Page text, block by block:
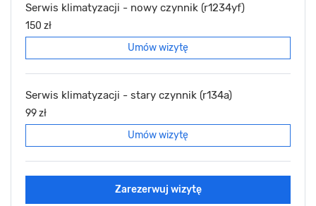
Serwis klimatyzacji - nowy czynnik (r1234yf)
150 zł
Umów wizytę
Serwis klimatyzacji - stary czynnik (r134a)
99 zł
Umów wizytę
Zarezerwuj wizytę